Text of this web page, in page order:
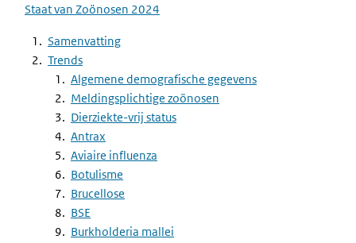
Staat van Zoönosen 2024
Samenvatting
Trends
Algemene demografische gegevens
Meldingsplichtige zoönosen
Dierziekte-vrij status
Antrax
Aviaire influenza
Botulisme
Brucellose
BSE
Burkholderia mallei